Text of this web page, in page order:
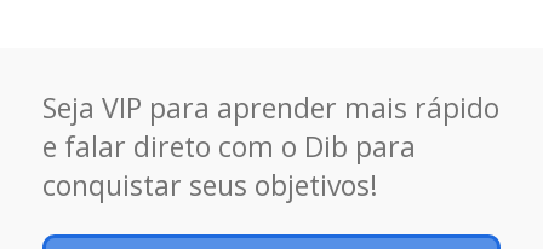
Seja VIP para aprender mais rápido
e falar direto com o Dib para
conquistar seus objetivos!